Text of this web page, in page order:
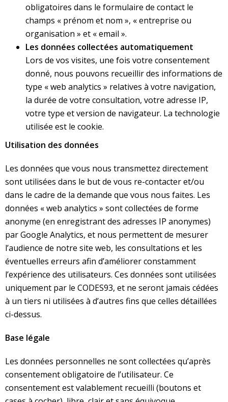
obligatoires dans le formulaire de contact le
champs « prénom et nom », « entreprise ou
organisation » et « email ».
Les données collectées automatiquement
Lors de vos visites, une fois votre consentement
donné, nous pouvons recueillir des informations de
type « web analytics » relatives à votre navigation,
la durée de votre consultation, votre adresse IP,
votre type et version de navigateur. La technologie
utilisée est le cookie.
Utilisation des données
Les données que vous nous transmettez directement
sont utilisées dans le but de vous re-contacter et/ou
dans le cadre de la demande que vous nous faites. Les
données « web analytics » sont collectées de forme
anonyme (en enregistrant des adresses IP anonymes)
par Google Analytics, et nous permettent de mesurer
l’audience de notre site web, les consultations et les
éventuelles erreurs afin d’améliorer constamment
l’expérience des utilisateurs. Ces données sont utilisées
uniquement par le CODES93, et ne seront jamais cédées
à un tiers ni utilisées à d’autres fins que celles détaillées
ci-dessus.
Base légale
Les données personnelles ne sont collectées qu’après
consentement obligatoire de l’utilisateur. Ce
consentement est valablement recueilli (boutons et